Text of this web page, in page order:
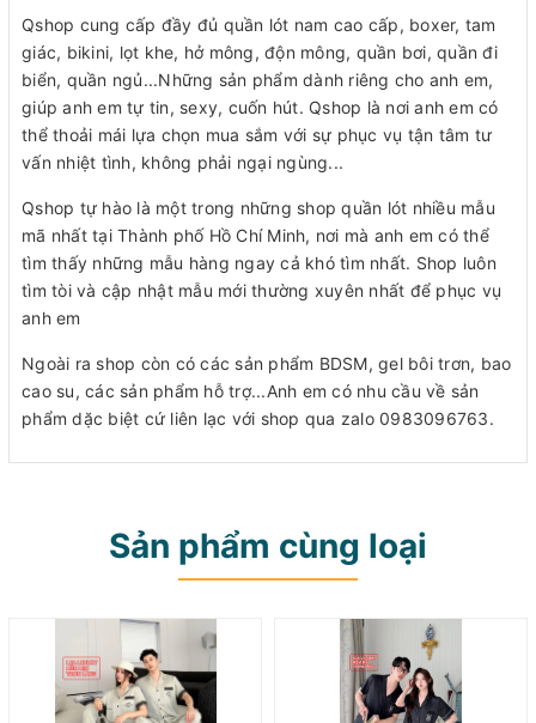
Qshop cung cấp đầy đủ quần lót nam cao cấp, boxer, tam
giác, bikini, lọt khe, hở mông, độn mông, quần bơi, quần đi
biển, quần ngủ...Những sản phẩm dành riêng cho anh em,
giúp anh em tự tin, sexy, cuốn hút. Qshop là nơi anh em có
thể thoải mái lựa chọn mua sắm với sự phục vụ tận tâm tư
vấn nhiệt tình, không phải ngại ngùng...
Qshop tự hào là một trong những shop quần lót nhiều mẫu
mã nhất tại Thành phố Hồ Chí Minh, nơi mà anh em có thể
tìm thấy những mẫu hàng ngay cả khó tìm nhất. Shop luôn
tìm tòi và cập nhật mẫu mới thường xuyên nhất để phục vụ
anh em
Ngoài ra shop còn có các sản phẩm BDSM, gel bôi trơn, bao
cao su, các sản phẩm hỗ trợ...Anh em có nhu cầu về sản
phẩm dặc biệt cứ liên lạc với shop qua zalo 0983096763.
Sản phẩm cùng loại